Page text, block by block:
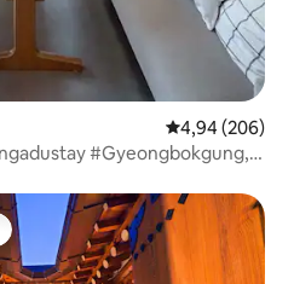
4,94 de uma
4,94 (206)
#Gyeongbokgung,
dos hóspedes